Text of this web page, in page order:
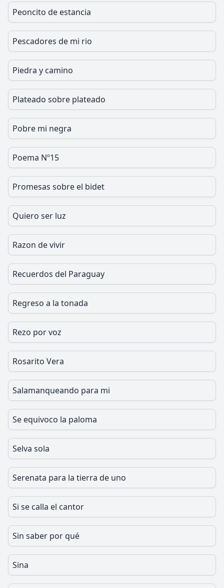
Peoncito de estancia
Pescadores de mi rio
Piedra y camino
Plateado sobre plateado
Pobre mi negra
Poema Nº15
Promesas sobre el bidet
Quiero ser luz
Razon de vivir
Recuerdos del Paraguay
Regreso a la tonada
Rezo por voz
Rosarito Vera
Salamanqueando para mi
Se equivoco la paloma
Selva sola
Serenata para la tierra de uno
Si se calla el cantor
Sin saber por qué
Sina